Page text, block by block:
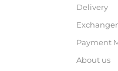
Delivery
Payment
About us